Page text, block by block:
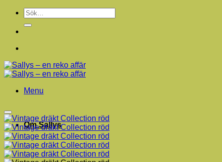
Sök
efter:
Menu
Om Sallys